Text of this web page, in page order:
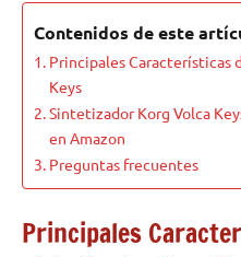
Contenidos de este
Principales Características
Keys
Sintetizador Korg Volca
en Amazon
Preguntas frecuentes
Principales